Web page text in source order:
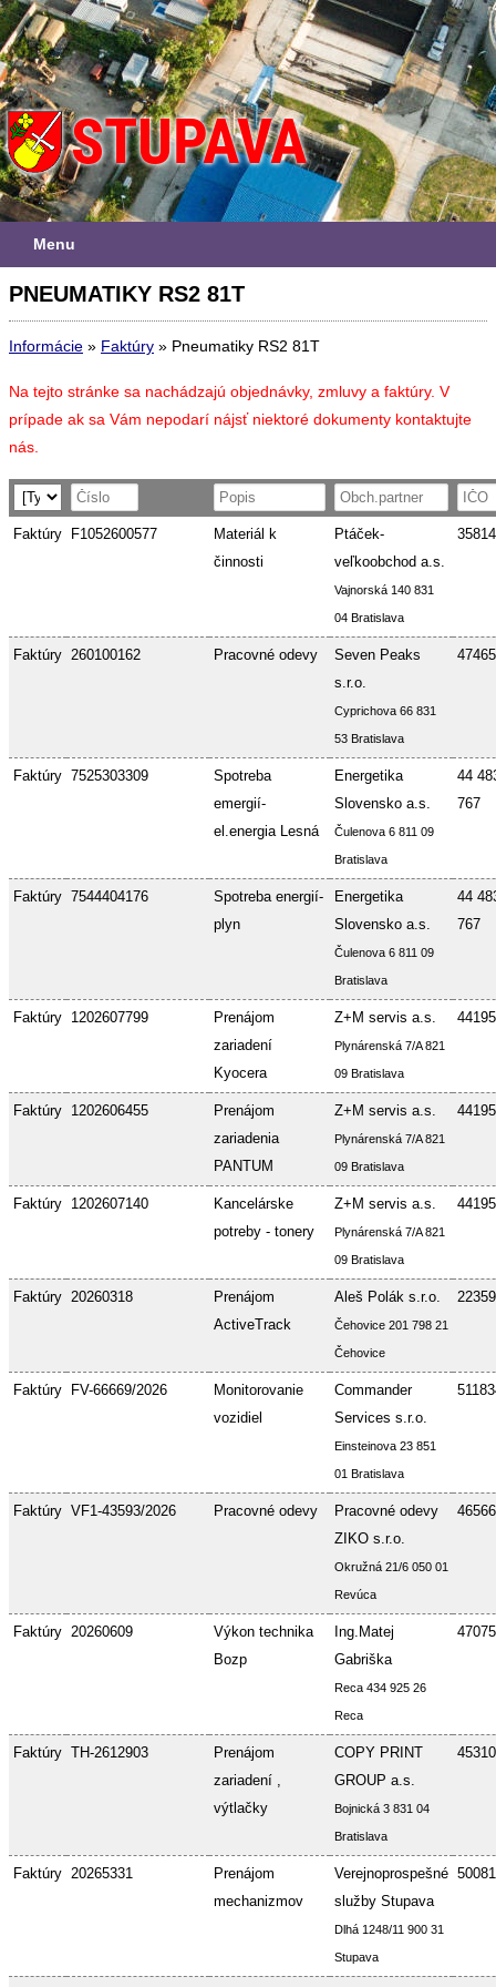
Menu
PNEUMATIKY RS2 81T
Informácie » Faktúry » Pneumatiky RS2 81T
Na tejto stránke sa nachádzajú objednávky, zmluvy a faktúry. V
prípade ak sa Vám nepodarí nájsť niektoré dokumenty kontaktujte
nás.
Faktúry F1052600577
Materiál k
činnosti
Ptáček-
veľkoobchod a.s.
Vajnorská 140 831
04 Bratislava
Faktúry 260100162 Pracovné odevy
Seven Peaks
s.r.o.
Cyprichova 66 831
53 Bratislava
Faktúry 7525303309
Spotreba
emergií-
el.energia Lesná
Energetika
Slovensko a.s.
Čulenova 6 811 09
Bratislava
44
767
Faktúry 7544404176
Spotreba energií-
plyn
Energetika
Slovensko a.s.
Čulenova 6 811 09
Bratislava
44
767
Faktúry 1202607799
Prenájom
zariadení
Kyocera
Z+M servis a.s.
Plynárenská 7/A 821
09 Bratislava
Faktúry 1202606455
Prenájom
zariadenia
PANTUM
Z+M servis a.s.
Plynárenská 7/A 821
09 Bratislava
Faktúry 1202607140
Kancelárske
potreby - tonery
Z+M servis a.s.
Plynárenská 7/A 821
09 Bratislava
Faktúry 20260318
Prenájom
ActiveTrack
Aleš Polák s.r.o.
Čehovice 201 798 21
Čehovice
Faktúry FV-66669/2026
Monitorovanie
vozidiel
Commander
Services s.r.o.
Einsteinova 23 851
01 Bratislava
Faktúry VF1-43593/2026 Pracovné odevy
Pracovné odevy
ZIKO s.r.o.
Okružná 21/6 050 01
Revúca
Faktúry 20260609
Výkon technika
Bozp
Ing.Matej
Gabriška
Reca 434 925 26
Reca
Faktúry TH-2612903
Prenájom
zariadení ,
výtlačky
COPY PRINT
GROUP a.s.
Bojnická 3 831 04
Bratislava
Faktúry 20265331
Prenájom
mechanizmov
Verejnoprospešné
služby Stupava
Dlhá 1248/11 900 31
Stupava